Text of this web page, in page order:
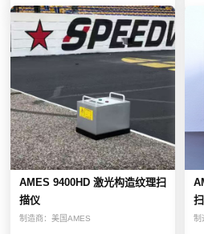
AMES 9400HD 激光构造纹理扫
描仪
制造商： 美国AMES 制